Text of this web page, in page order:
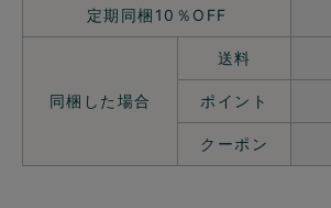
定期同梱10％OFF
同梱した場合
送料
ポイント
クーポン